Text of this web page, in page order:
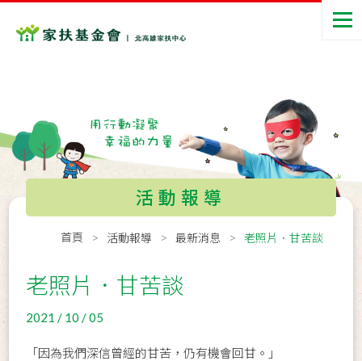
活動報導
首頁 活動報導 最新消息 老照片．甘苦談
老照片．甘苦談
2021 / 10 / 05
「因為我們深信曾經的甘苦，仍有機會回甘。」